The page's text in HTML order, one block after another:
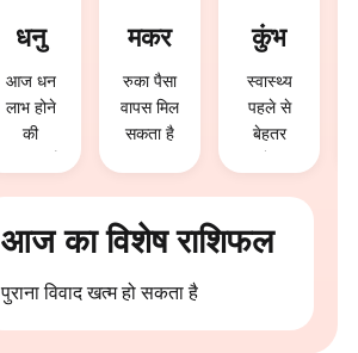
धनु
आज धन
लाभ होने
की
मकर
रुका पैसा
वापस मिल
सकता है
कुंभ
स्वास्थ्य
पहले से
बेहतर
आज का विशेष राशिफल
पुराना विवाद खत्म हो सकता है